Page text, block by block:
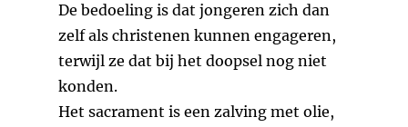
De bedoeling is dat jongeren zich dan
zelf als christenen kunnen engageren,
terwijl ze dat bij het doopsel nog niet
konden.
Het sacrament is een zalving met olie,